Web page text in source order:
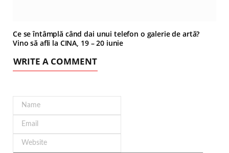
Ce se întâmplă când dai unui telefon o galerie de artă?
Vino să afli la CINA, 19 – 20 iunie
WRITE A COMMENT